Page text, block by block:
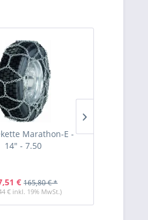
Marathon-E -
14" - 7.50
€ 165,80 € *
€ inkl. 19% MwSt.)